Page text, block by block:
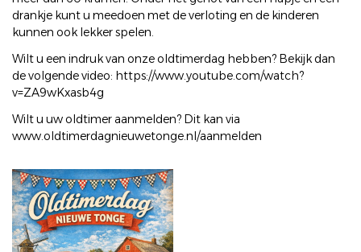
drankje kunt u meedoen met de verloting en de kinderen
kunnen ook lekker spelen.
Wilt u een indruk van onze oldtimerdag hebben? Bekijk dan
de volgende video: https://www.youtube.com/watch?
v=ZA9wKxasb4g
Wilt u uw oldtimer aanmelden? Dit kan via
www.oldtimerdagnieuwetonge.nl/aanmelden